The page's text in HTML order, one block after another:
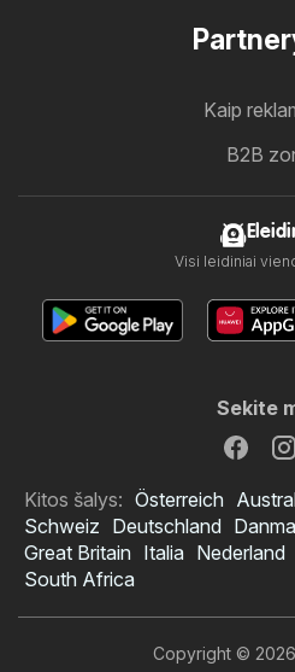
Kaip
B2B
Visi leidiniai
Sekite
Kitos šalys: Österreich
Schweiz Deutschland
Great Britain Italia Nederland
South Africa
Copyright © 2026